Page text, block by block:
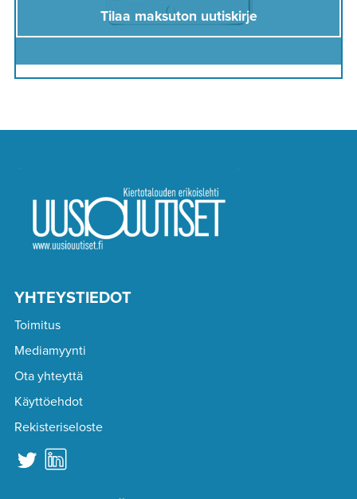
Tilaa maksuton uutiskirje
YHTEYSTIEDOT
Toimitus
Mediamyynti
Ota yhteyttä
Käyttöehdot
Rekisteriseloste